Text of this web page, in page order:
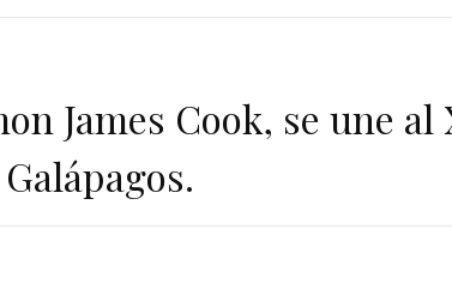
James Cook, se une al